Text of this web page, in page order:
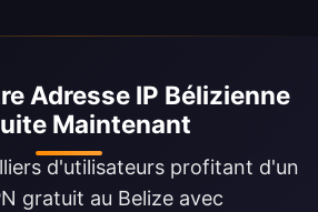
Adresse IP Bélizienne
Maintenant
d'utilisateurs profitant d'un
gratuit au Belize avec